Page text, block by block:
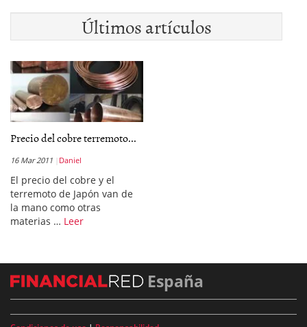
Últimos artículos
Precio del cobre terremoto...
16 Mar 2011 Daniel
El precio del cobre y el
terremoto de Japón van de
la mano como otras
materias … Leer
España